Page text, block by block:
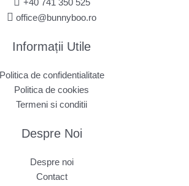
+40 741 350 525
office@bunnyboo.ro
Informații Utile
Politica de confidentialitate
Politica de cookies
Termeni si conditii
Despre Noi
Despre noi
Contact